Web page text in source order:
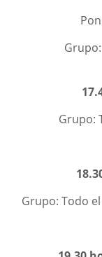
Grupo:
Grupo: Todo